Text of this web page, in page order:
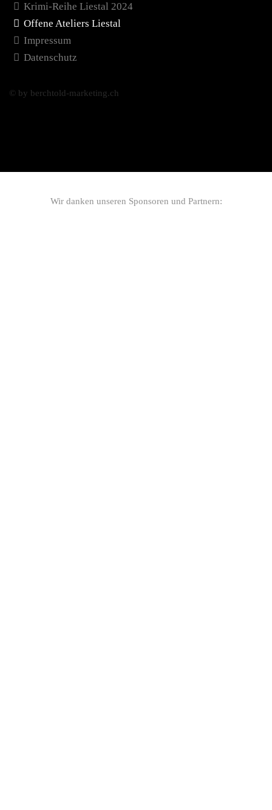
Krimi-Reihe Liestal 2024
Offene Ateliers Liestal
Impressum
Datenschutz
© by berchtold-marketing.ch
Wir danken unseren Sponsoren und Partnern: